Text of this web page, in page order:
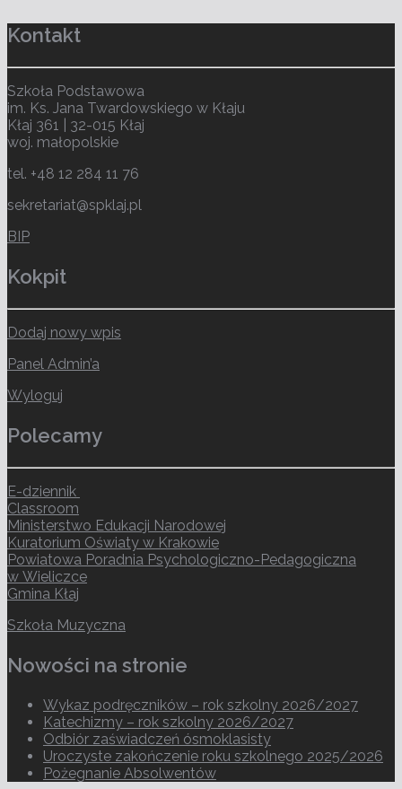
Kontakt
Szkoła Podstawowa
im. Ks. Jana Twardowskiego w Kłaju
Kłaj 361 | 32-015 Kłaj
woj. małopolskie
tel. +48 12 284 11 76
sekretariat@spklaj.pl
BIP
Kokpit
Dodaj nowy wpis
Panel Admin’a
Wyloguj
Polecamy
E-dziennik
Classroom
Ministerstwo Edukacji Narodowej
Kuratorium Oświaty w Krakowie
Powiatowa Poradnia Psychologiczno-Pedagogiczna
w Wieliczce
Gmina Kłaj
Szkoła Muzyczna
Nowości na stronie
Wykaz podręczników – rok szkolny 2026/2027
Katechizmy – rok szkolny 2026/2027
Odbiór zaświadczeń ósmoklasisty
Uroczyste zakończenie roku szkolnego 2025/2026
Pożegnanie Absolwentów